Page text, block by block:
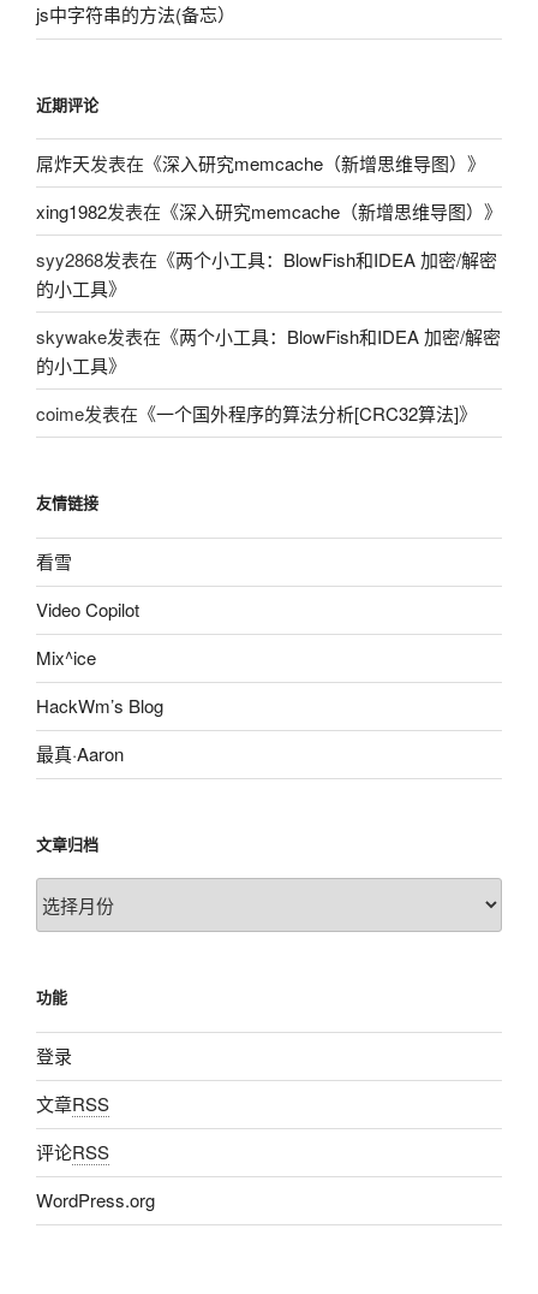
js中字符串的方法(备忘）
近期评论
屌炸天发表在《深入研究memcache（新增思维导图） 》
xing1982发表在《深入研究memcache（新增思维导图） 》
syy2868发表在《两个小工具：BlowFish和IDEA 加密/解密
的小工具》
skywake发表在《两个小工具：BlowFish和IDEA 加密/解密
的小工具》
coime发表在《一个国外程序的算法分析[CRC32算法]》
友情链接
看雪
Video Copilot
Mix^ice
HackWm’s Blog
最真·Aaron
文章归档
文
章
功能
登录
文章RSS
评论RSS
WordPress.org